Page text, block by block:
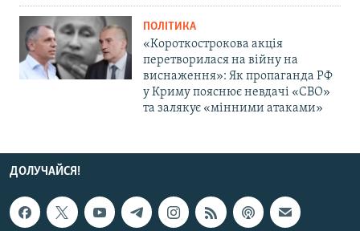
ПОЛІТИКА
«Короткострокова акція
перетворилася на війну на
виснаження»: Як пропаганда РФ
у Криму пояснює невдачі «СВО»
та залякує «мінними атаками»
ДОЛУЧАЙСЯ!